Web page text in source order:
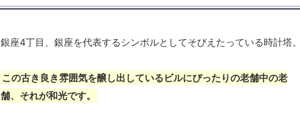
銀座4丁目、銀座を代表するシンボルとしてそびえたっている時計塔。
この古き良き雰囲気を醸し出しているビルにぴったりの老舗中の老
舗、それが和光です。